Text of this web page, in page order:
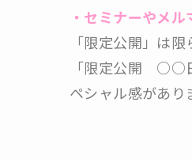
・セミナーやメ
「限定公開」は
「限定公開 ○○
ペシャル感があり